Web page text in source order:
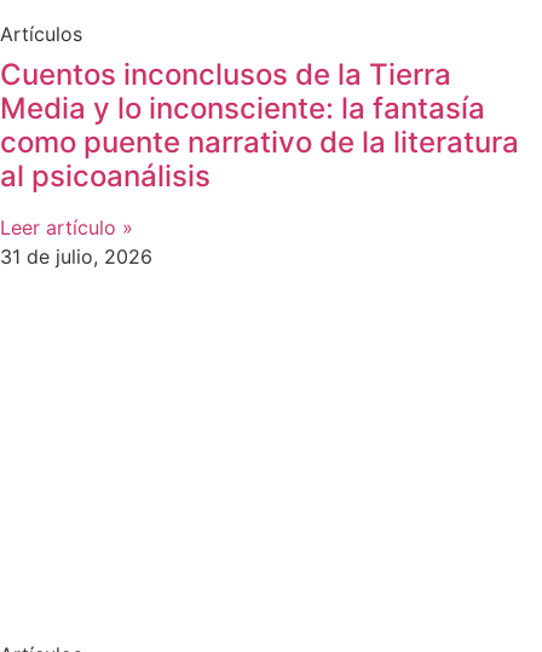
Artículos
Cuentos inconclusos de la Tierra
Media y lo inconsciente: la fantasía
como puente narrativo de la literatura
al psicoanálisis
Leer artículo »
31 de julio, 2026